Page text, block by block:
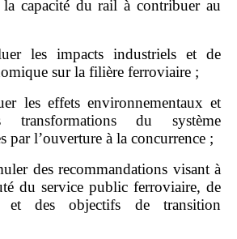
la capacité du rail à contribuer au
les impacts industriels et de
sur la filière ferroviaire ;
les effets environnementaux et
transformations du système
par l’ouverture à la concurrence ;
des recommandations visant à
du service public ferroviaire, de
et des objectifs de transition